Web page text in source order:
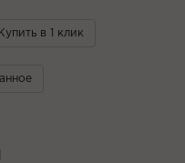
Купить в 1 клик